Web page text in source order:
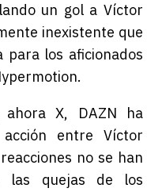
un gol a Víctor
inexistente que
para los aficionados
X, DAZN ha
entre Víctor
no se han
las quejas de los